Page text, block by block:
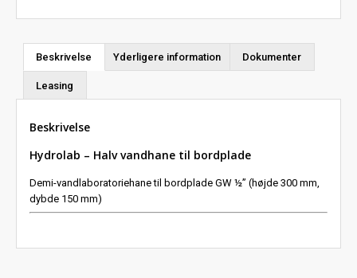
Beskrivelse Yderligere information Dokumenter
Leasing
Beskrivelse
Hydrolab – Halv vandhane til bordplade
Demi-vandlaboratoriehane til bordplade GW ½” (højde 300 mm,
dybde 150 mm)